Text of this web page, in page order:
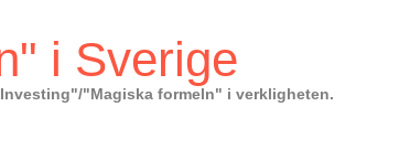
i Sverige
"Magiska formeln" i verkligheten.